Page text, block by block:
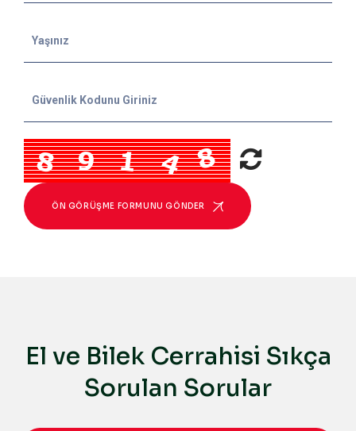
ÖN GÖRÜŞME FORMUNU GÖNDER
El ve Bilek Cerrahisi Sıkça
Sorulan Sorular